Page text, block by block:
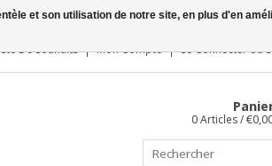
De Souhaits Mon Compte Se Connecterou
0 Articles /
et son utilisation de notre site, en plus d'en